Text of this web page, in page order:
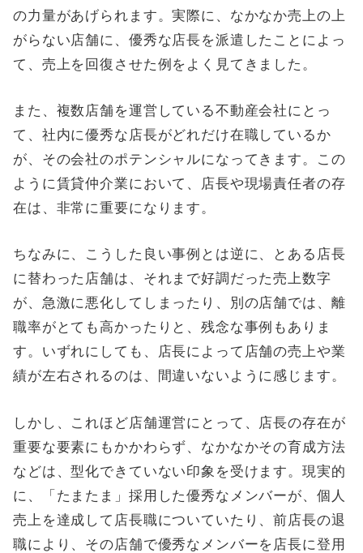
の力量があげられます。実際に、なかなか売上の上
がらない店舗に、優秀な店長を派遣したことによっ
て、売上を回復させた例をよく見てきました。
また、複数店舗を運営している不動産会社にとっ
て、社内に優秀な店長がどれだけ在職しているか
が、その会社のポテンシャルになってきます。この
ように賃貸仲介業において、店長や現場責任者の存
在は、非常に重要になります。
ちなみに、こうした良い事例とは逆に、とある店長
に替わった店舗は、それまで好調だった売上数字
が、急激に悪化してしまったり、別の店舗では、離
職率がとても高かったりと、残念な事例もありま
す。いずれにしても、店長によって店舗の売上や業
績が左右されるのは、間違いないように感じます。
しかし、これほど店舗運営にとって、店長の存在が
重要な要素にもかかわらず、なかなかその育成方法
などは、型化できていない印象を受けます。現実的
に、「たまたま」採用した優秀なメンバーが、個人
売上を達成して店長職についていたり、前店長の退
職により、その店舗で優秀なメンバーを店長に登用